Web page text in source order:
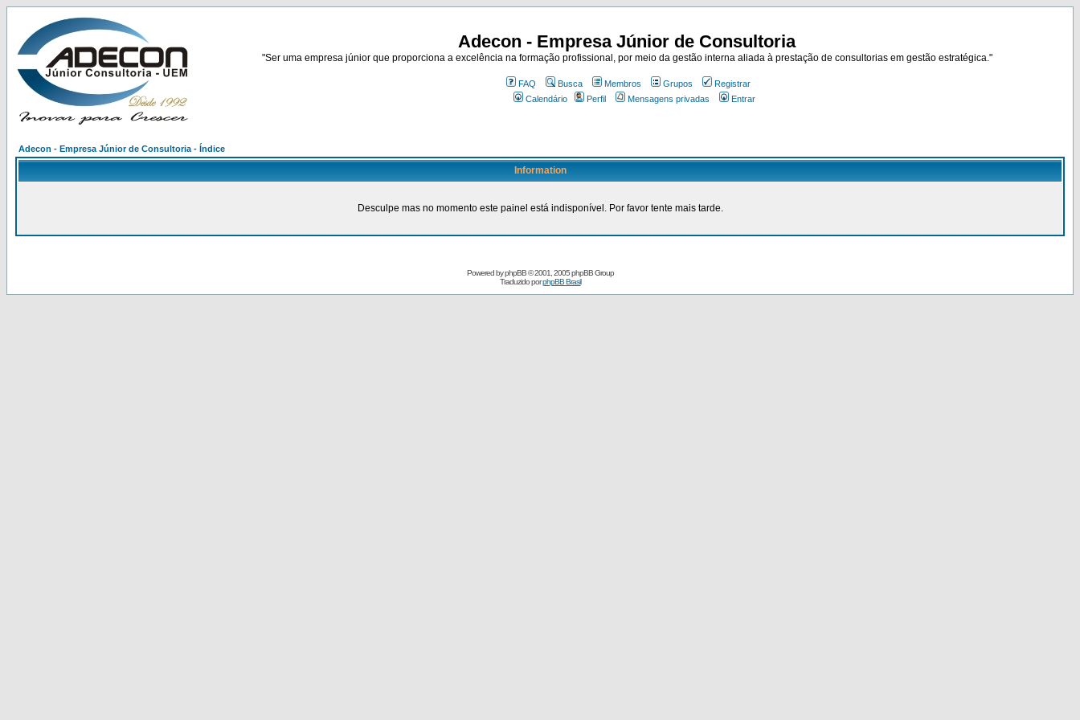
Adecon - Empresa Júnior de Consultoria
"Ser uma empresa júnior que proporciona a excelência na formação profissional, por meio da gestão interna aliada à prestação de consultorias em gestão estratégica."
FAQ Busca Membros Grupos
Registrar
Calendário
Perfil Mensagens privadas Entrar
Adecon - Empresa Júnior de Consultoria - Índice
Information
Desculpe mas no momento este painel está indisponível. Por favor tente mais tarde.
Powered byphpBB© 2001, 2005 phpBB Group
Traduzido porphpBB Brasil